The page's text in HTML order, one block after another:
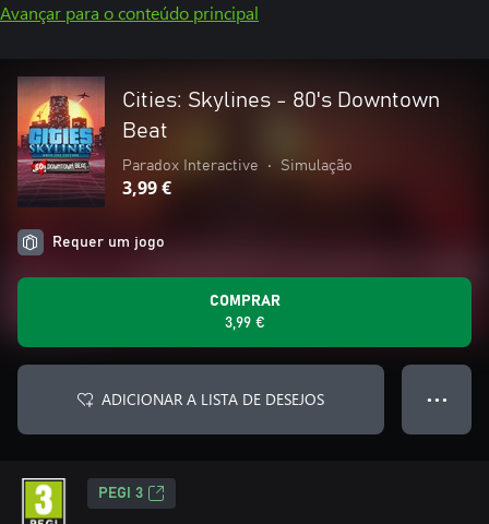
Avançar para o conteúdo principal
Cities: Skylines - 80's Downtown
Beat
Paradox Interactive • Simulação
3,99 €
Requer um jogo
COMPRAR
3,99 €
ADICIONAR A LISTA DE DESEJOS ● ● ●
PEGI 3